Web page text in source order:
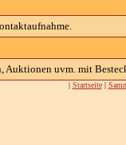
Auktionen uvm. mit
| Startseite|